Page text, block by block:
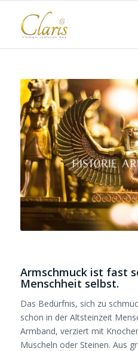
Armschmuck ist fast
Menschheit selbst.
Das Bedürfnis, sich zu
schon in der Altsteinzeit
Armband, verziert mit
Muscheln oder Steinen. Aus